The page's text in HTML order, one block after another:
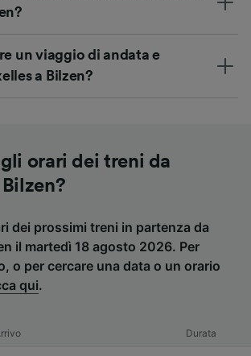
un viaggio di andata e
a Bilzen?
orari dei treni da
dei prossimi treni in partenza da
il martedì 18 agosto 2026. Per
o per cercare una data o un orario
qui.
Durata